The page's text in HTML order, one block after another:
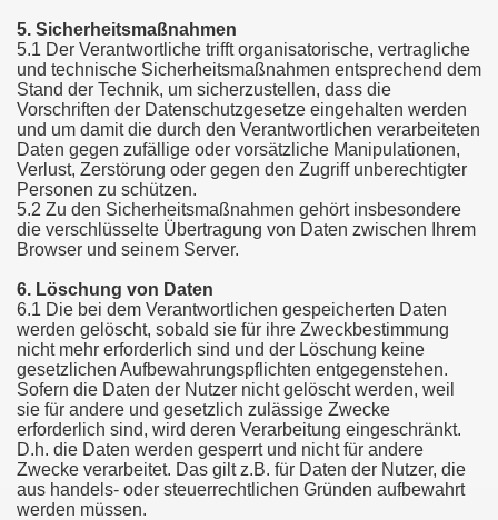
5. Sicherheitsmaßnahmen
5.1 Der Verantwortliche trifft organisatorische, vertragliche
und technische Sicherheitsmaßnahmen entsprechend dem
Stand der Technik, um sicherzustellen, dass die
Vorschriften der Datenschutzgesetze eingehalten werden
und um damit die durch den Verantwortlichen verarbeiteten
Daten gegen zufällige oder vorsätzliche Manipulationen,
Verlust, Zerstörung oder gegen den Zugriff unberechtigter
Personen zu schützen.
5.2 Zu den Sicherheitsmaßnahmen gehört insbesondere
die verschlüsselte Übertragung von Daten zwischen Ihrem
Browser und seinem Server.
6. Löschung von Daten
6.1 Die bei dem Verantwortlichen gespeicherten Daten
werden gelöscht, sobald sie für ihre Zweckbestimmung
nicht mehr erforderlich sind und der Löschung keine
gesetzlichen Aufbewahrungspflichten entgegenstehen.
Sofern die Daten der Nutzer nicht gelöscht werden, weil
sie für andere und gesetzlich zulässige Zwecke
erforderlich sind, wird deren Verarbeitung eingeschränkt.
D.h. die Daten werden gesperrt und nicht für andere
Zwecke verarbeitet. Das gilt z.B. für Daten der Nutzer, die
aus handels- oder steuerrechtlichen Gründen aufbewahrt
werden müssen.